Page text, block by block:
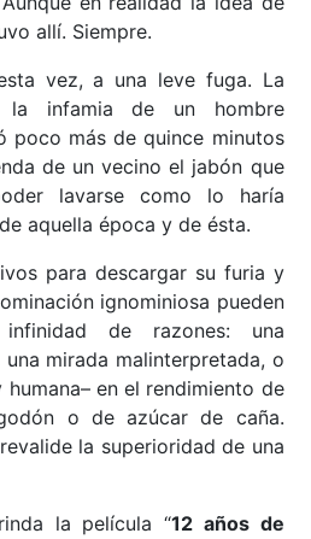
allí. Siempre.
vez, a una leve fuga. La
la infamia de un hombre
poco más de quince minutos
de un vecino el jabón que
lavarse como lo haría
aquella época y de ésta.
para descargar su furia y
ignominiosa pueden
de razones: una
mirada malinterpretada, o
en el rendimiento de
o de azúcar de caña.
la superioridad de una
la película “12 años de